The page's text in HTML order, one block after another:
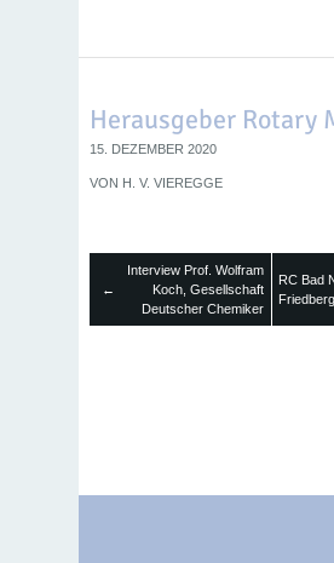
Herausgeber Rotary
15. DEZEMBER 2020
VON H. V. VIEREGGE
←
Interview Prof. Wolfram
Koch, Gesellschaft
Deutscher Chemiker
RC Bad
Friedberg